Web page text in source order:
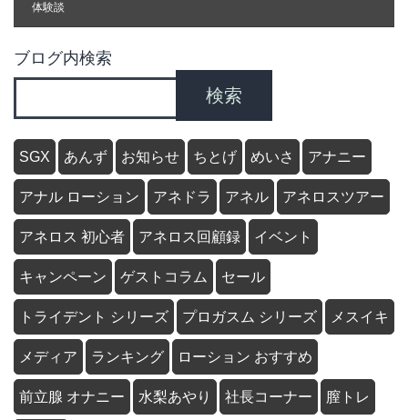
体験談
ブログ内検索
検索
SGX あんず お知らせ ちとげ めいさ アナニー
アナル ローション アネドラ アネル アネロスツアー
アネロス 初心者 アネロス回顧録 イベント
キャンペーン ゲストコラム セール
トライデント シリーズ プロガスム シリーズ メスイキ
メディア ランキング ローション おすすめ
前立腺 オナニー 水梨あやり 社長コーナー 膣トレ